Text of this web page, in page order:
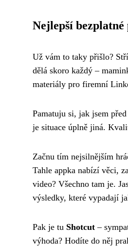
Nejlepší
Už vám to taky přišlo?
dělá skoro každý –
materiály pro firemní
Pamatuju si, jak jsem
je situace úplně jiná.
Začnu tím nejsilnějším
Tahle appka nabízí věci,
video? Všechno tam je.
výsledky, které vypadají
Pak je tu Shotcut –
výhoda? Hodíte do něj